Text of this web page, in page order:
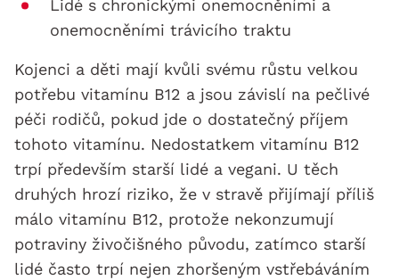
Lidé s chronickými onemocněními a
onemocněními trávicího traktu
Kojenci a děti mají kvůli svému růstu velkou
potřebu vitamínu B12 a jsou závislí na pečlivé
péči rodičů, pokud jde o dostatečný příjem
tohoto vitamínu. Nedostatkem vitamínu B12
trpí především starší lidé a vegani. U těch
druhých hrozí riziko, že v stravě přijímají příliš
málo vitamínu B12, protože nekonzumují
potraviny živočišného původu, zatímco starší
lidé často trpí nejen zhoršeným vstřebáváním